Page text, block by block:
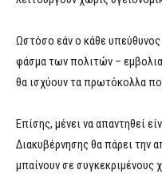
Ωστόσο εάν ο κάθε υπεύθυνος
φάσμα των πολιτών –
θα ισχύουν τα πρωτόκολλα
Επίσης, μένει να απαντηθεί
Διακυβέρνησης θα πάρει την
μπαίνουν σε συγκεκριμένους